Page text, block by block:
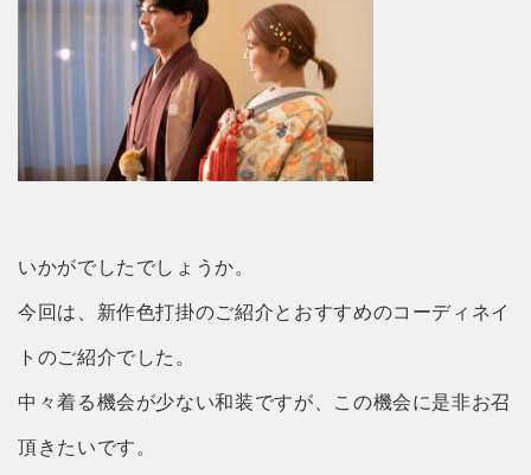
いかがでしたでしょうか。
今回は、新作色打掛のご紹介とおすすめのコーディネイ
トのご紹介でした。
中々着る機会が少ない和装ですが、この機会に是非お召
頂きたいです。